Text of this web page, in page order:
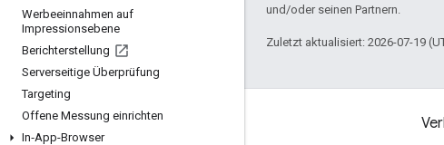
Werbeeinnahmen auf
Impressionsebene
Berichterstellung
Serverseitige Überprüfung
Targeting
Offene Messung einrichten
In‑App-Browser
und/oder seinen Partnern.
Zuletzt aktualisiert: 2026-07-19
Engagieren